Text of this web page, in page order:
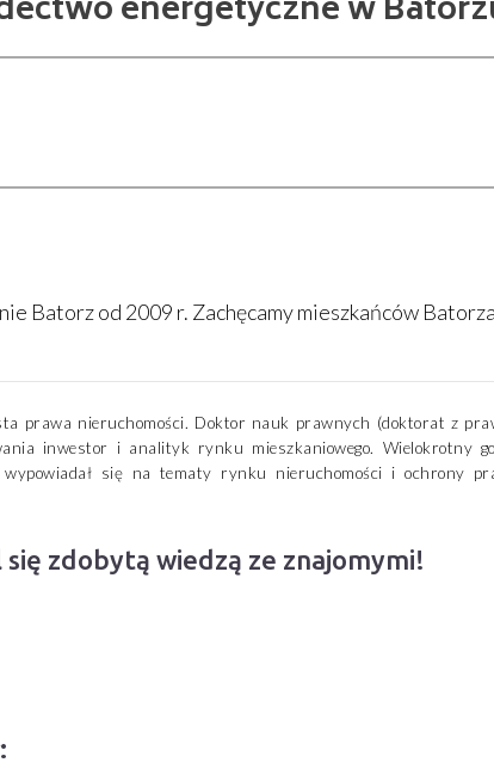
energetyczne w
Batorz od 2009 r. Zachęcamy mieszkańców
prawa nieruchomości. Doktor nauk prawnych (doktorat z
inwestor i analityk rynku mieszkaniowego. Wielokrotny
wypowiadał się na tematy rynku nieruchomości i ochrony
się zdobytą wiedzą ze znajomymi!